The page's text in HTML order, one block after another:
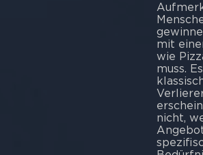
mit
wie
muss.
nicht,